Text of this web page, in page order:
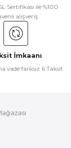
Sertifikası ile %100
alışveriş
İmkaanı
vade farksız 6 Taksit